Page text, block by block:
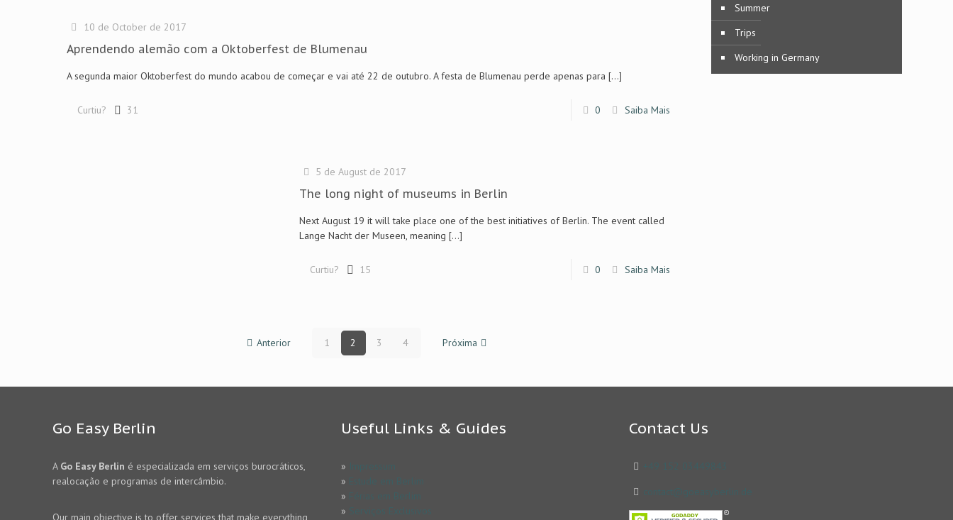
10 de October de 2017
Aprendendo alemão com a Oktoberfest de Blumenau
A segunda maior Oktoberfest do mundo acabou de começar e vai até 22 de outubro. A festa de Blumenau perde apenas para […]
Curtiu? 31 0 Saiba Mais
5 de August de 2017
The long night of museums in Berlin
Next August 19 it will take place one of the best initiatives of Berlin. The event called
Lange Nacht der Museen, meaning […]
Curtiu? 15 0 Saiba Mais
Anterior 1 2 3 4 Próxima
Summer
Trips
Working in Germany
Go Easy Berlin
A Go Easy Berlin é especializada em serviços burocráticos,
realocação e programas de intercâmbio.
Our main objective is to offer services that make everything
Useful Links & Guides
»
»
»
»
Contact Us